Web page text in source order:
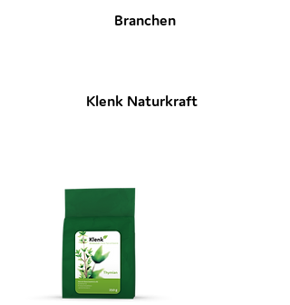
Branchen
Klenk Naturkraft